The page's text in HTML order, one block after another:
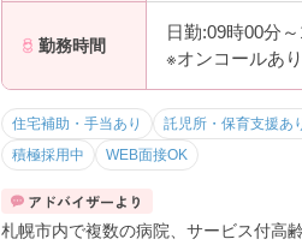
勤務時間
日勤:09時00分
※オンコールあ
住宅補助・手当あり 託児所・保育支援あ
積極採用中
WEB面接OK
札幌市内で複数の病院、サービス付高